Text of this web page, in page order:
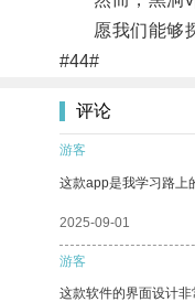
愿我们能够探
#44#
评论
游客
这款app是我学习路上
2025-09-01
游客
这款软件的界面设计非